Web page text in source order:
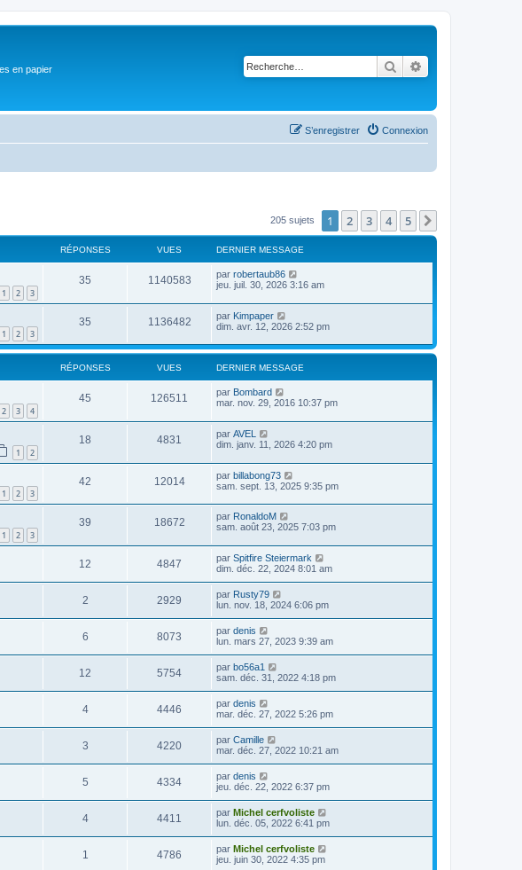
en papier Rechercher
Connexion
S’enregistrer
205 sujets 1 2 3 4 5
RÉPONSES VUES DERNIER MESSAGE
1 2 3
35 1140583 par robertaub86
jeu. juil. 30, 2026 3:16 am
1 2 3
35 1136482 par Kimpaper
dim. avr. 12, 2026 2:52 pm
RÉPONSES VUES DERNIER MESSAGE
2 3 4
45 126511 par Bombard
mar. nov. 29, 2016 10:37 pm
1 2
18 4831 par AVEL
dim. janv. 11, 2026 4:20 pm
1 2 3
42 12014 par billabong73
sam. sept. 13, 2025 9:35 pm
1 2 3
39 18672 par RonaldoM
sam. août 23, 2025 7:03 pm
12 4847 par Spitfire Steiermark
dim. déc. 22, 2024 8:01 am
2 2929 par Rusty79
lun. nov. 18, 2024 6:06 pm
6 8073 par denis
lun. mars 27, 2023 9:39 am
12 5754 par bo56a1
sam. déc. 31, 2022 4:18 pm
4 4446 par denis
mar. déc. 27, 2022 5:26 pm
3 4220 par Camille
mar. déc. 27, 2022 10:21 am
5 4334 par denis
jeu. déc. 22, 2022 6:37 pm
4 4411 par Michel cerfvoliste
lun. déc. 05, 2022 6:41 pm
1 4786 par Michel cerfvoliste
jeu. juin 30, 2022 4:35 pm